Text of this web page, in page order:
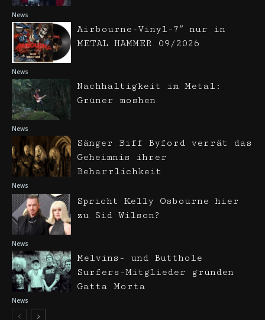
News
News
Airbourne-Vinyl-7″ nur in
METAL HAMMER 09/2026
News
Nachhaltigkeit im Metal:
Grüner moshen
News
Sänger Biff Byford verrät das
Geheimnis ihrer
Beharrlichkeit
News
Spricht Kelly Osbourne hier
zu Sid Wilson?
News
Melvins- und Butthole
Surfers-Mitglieder gründen
Gatta Morta